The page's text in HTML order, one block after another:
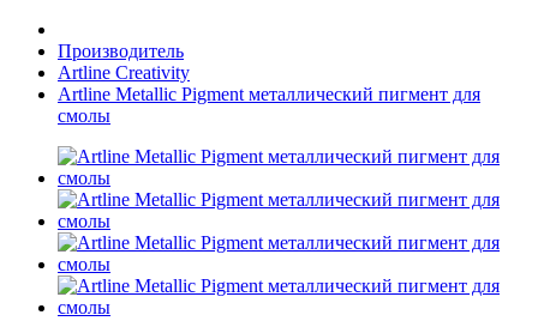
Производитель
Artline Creativity
Artline Metallic Pigment металлический пигмент для
смолы